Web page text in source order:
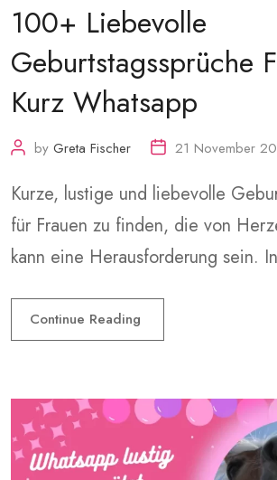
100+ Liebevolle
Geburtstagssprüche
Kurz Whatsapp
by Greta Fischer 21 November
Kurze, lustige und liebevolle
für Frauen zu finden, die von
kann eine Herausforderung sein.
Continue Reading